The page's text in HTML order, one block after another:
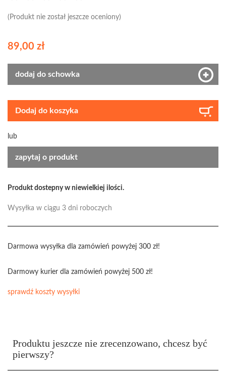
(Produkt nie został jeszcze oceniony)
89,00 zł
dodaj do schowka
Dodaj do koszyka
lub
zapytaj o produkt
Produkt dostepny w niewielkiej ilości.
Wysyłka w ciągu 3 dni roboczych
Darmowa wysyłka dla zamówień powyżej 300 zł!
Darmowy kurier dla zamówień powyżej 500 zł!
sprawdź koszty wysyłki
Produktu jeszcze nie zrecenzowano, chcesz być
pierwszy?